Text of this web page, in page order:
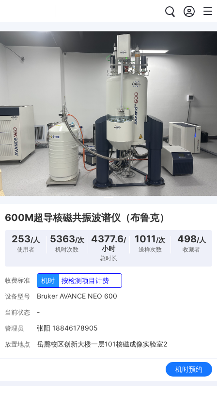
600M超导核磁共振波谱仪（布鲁克）
253/人
使用者
5363/次
机时次数
4377.6/
小时
总时长
1011/次
送样次数
498/人
收藏者
收费标准 机时 按检测项目计费
设备型号 Bruker AVANCE NEO 600
当前状态 -
管理员 张阳 18846178905
放置地点 岳麓校区创新大楼一层101核磁成像实验室2
机时预约